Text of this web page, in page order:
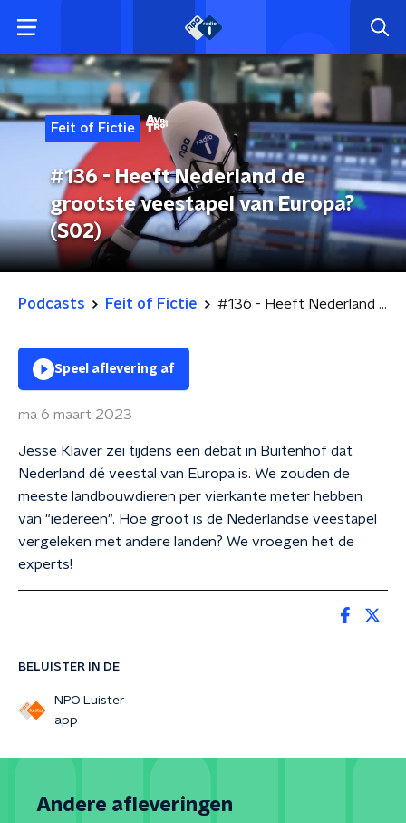
Feit of Fictie
#136 - Heeft Nederland de
grootste veestapel van Europa?
(S02)
Podcasts Feit of Fictie #136 - Heeft Nederland de grootste veestapel van Europa? (S02)
BELUISTER IN DE
NPO Luister
app
Speel aflevering af
ma 6 maart 2023
Jesse Klaver zei tijdens een debat in Buitenhof dat
Nederland dé veestal van Europa is. We zouden de
meeste landbouwdieren per vierkante meter hebben
van "iedereen". Hoe groot is de Nederlandse veestapel
vergeleken met andere landen? We vroegen het de
experts!
Andere afleveringen